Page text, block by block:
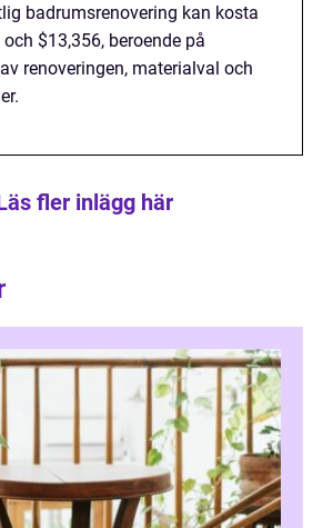
badrumsrenovering kan kosta
$13,356, beroende på
renoveringen, materialval och
fler inlägg här